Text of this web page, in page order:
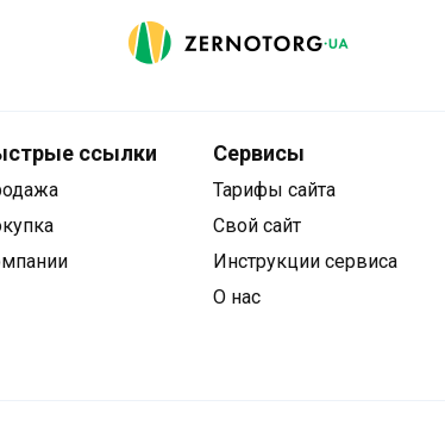
ссылки Сервисы
Тарифы сайта
Свой сайт
Инструкции сервиса
О нас